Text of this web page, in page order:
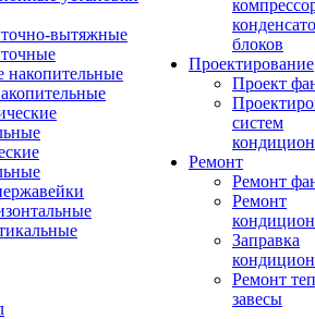
вытяжные
блоков
Проектирование
Проект
систем
Ремонт
Ремонт
Ремонт
Заправка
Ремонт
завесы